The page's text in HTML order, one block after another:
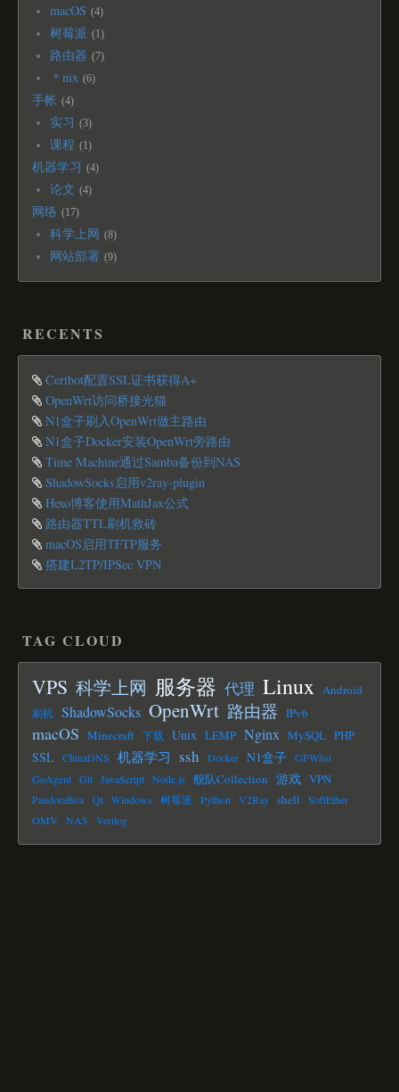
macOS 4
树莓派 1
路由器 7
＊nix 6
手帐 4
实习 3
课程 1
机器学习 4
论文 4
网络 17
科学上网 8
网站部署 9
RECENTS
Certbot配置SSL证书获得A+
OpenWrt访问桥接光猫
N1盒子刷入OpenWrt做主路由
N1盒子Docker安装OpenWrt旁路由
Time Machine通过Samba备份到NAS
ShadowSocks启用v2ray-plugin
Hexo博客使用MathJax公式
路由器TTL刷机救砖
macOS启用TFTP服务
搭建L2TP/IPSec VPN
TAG CLOUD
VPS 科学上网 服务器 代理 Linux Android
刷机 ShadowSocks OpenWrt 路由器 IPv6
macOS Minecraft 下载 Unix LEMP Nginx MySQL PHP
SSL ChinaDNS 机器学习 ssh Docker N1盒子 GFWlist
GoAgent Git JavaScript Node.js 舰队Collection 游戏 VPN
PandoraBox Qt Windows 树莓派 Python V2Ray shell
SoftEther
OMV
NAS Verilog